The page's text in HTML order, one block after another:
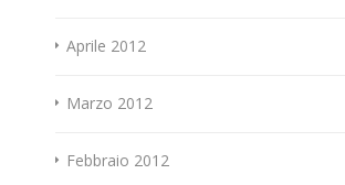
Aprile 2012
Marzo 2012
Febbraio 2012